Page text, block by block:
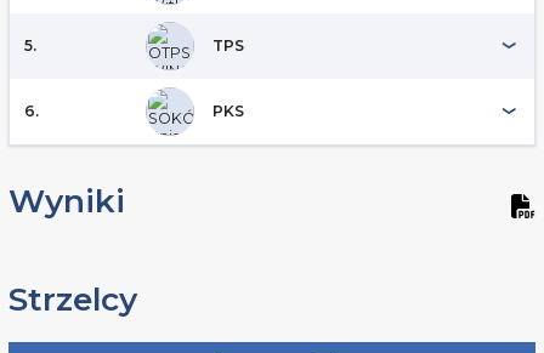
5. TPS
6. PKS
Wyniki
Strzelcy